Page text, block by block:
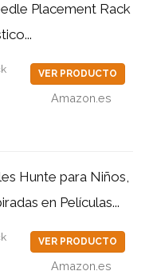
Placement Rack
VER PRODUCTO
Amazon.es
Hunte para Niños,
en Películas...
VER PRODUCTO
Amazon.es